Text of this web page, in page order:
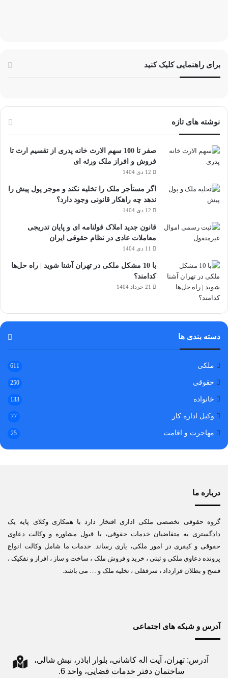
برای راهنمایی کلیک کنید
نوشته های تازه
صفر تا 100 سهم الارث خانه پدری از تقسیم ارث تا
فروش و افراز ملک ورثه ای
12 دی 1404
اگر مستأجر ملک را تخلیه نکند و موجر پول پیش را
ندهد چه راهکار قانونی وجود دارد؟
12 دی 1404
قانون جدید املاک قولنامه ای و پایان تدریجی
معاملات عادی در نظام حقوقی ایران
11 دی 1404
با 10 مشکل ملکی در تهران آشنا شوید | راه حل‌ها
کدامند؟
21 خرداد 1404
دسته بندی ها
ملکی 611
حقوقی 250
خانواده 133
وکیل اداره کار 77
مهاجرت و اقامت 25
درباره ما
گروه حقوقی تخصصی ملکی اداری افتخار دارد با همکاری وکلای پایه یک
دادگستری به متقاضیان خدمات حقوقی، با قبول مشاوره و وکالت دعاوی
حقوقی و کیفری در امور ملکی، یاری رساند. خدمات ما شامل وکالت انواع
پرونده دعاوی ملکی و ثبتی ، خرید و فروش ملک ، ساخت و ساز ، افراز و تفکیک ،
فسخ و بطلان قرارداد ، سرقفلی ، تخلیه ملک و … می باشد.
آدرس و شبکه های اجتماعی
آدرس: تهران، آیت اله کاشانی، بلوار اباذر، نبش شالی،
ساختمان دفتر خدمات قضایی، واحد 6.